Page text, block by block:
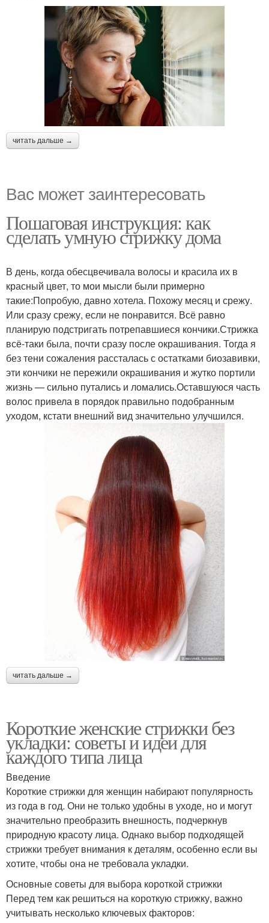
читать дальше →
Вас может заинтересовать
Пошаговая инструкция: как
сделать умную стрижку дома
В день, когда обесцвечивала волосы и красила их в
красный цвет, то мои мысли были примерно
такие:Попробую, давно хотела. Похожу месяц и срежу.
Или сразу срежу, если не понравится. Всё равно
планирую подстригать потрепавшиеся кончики.Стрижка
всё-таки была, почти сразу после окрашивания. Тогда я
без тени сожаления рассталась с остатками биозавивки,
эти кончики не пережили окрашивания и жутко портили
жизнь — сильно путались и ломались.Оставшуюся часть
волос привела в порядок правильно подобранным
уходом, кстати внешний вид значительно улучшился.
читать дальше →
Короткие женские стрижки без
укладки: советы и идеи для
каждого типа лица
Введение
Короткие стрижки для женщин набирают популярность
из года в год. Они не только удобны в уходе, но и могут
значительно преобразить внешность, подчеркнув
природную красоту лица. Однако выбор подходящей
стрижки требует внимания к деталям, особенно если вы
хотите, чтобы она не требовала укладки.
Основные советы для выбора короткой стрижки
Перед тем как решиться на короткую стрижку, важно
учитывать несколько ключевых факторов: